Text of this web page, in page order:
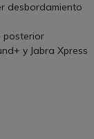
desbordamiento
posterior
y Jabra Xpress